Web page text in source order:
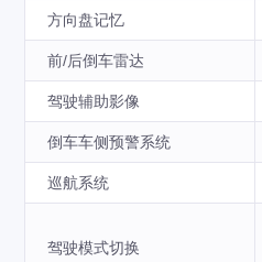
方向盘记忆
前/后倒车雷达
驾驶辅助影像
倒车车侧预警系统
巡航系统
驾驶模式切换